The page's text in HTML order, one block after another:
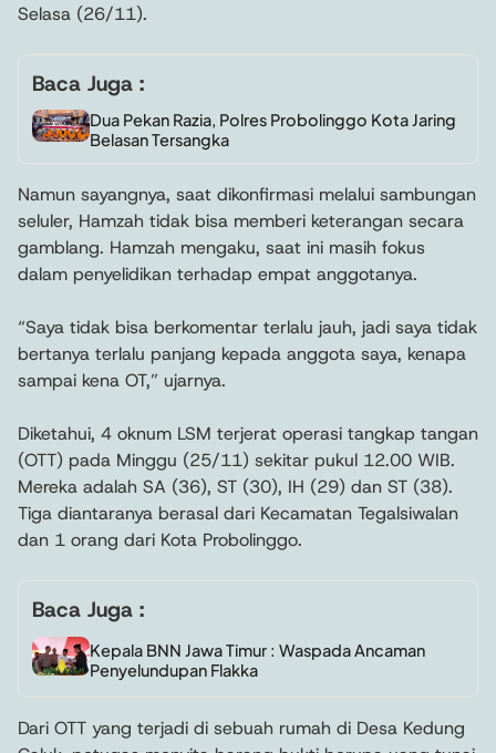
Selasa (26/11).
Baca Juga :
Dua Pekan Razia, Polres Probolinggo Kota Jaring
Belasan Tersangka
Namun sayangnya, saat dikonfirmasi melalui sambungan
seluler, Hamzah tidak bisa memberi keterangan secara
gamblang. Hamzah mengaku, saat ini masih fokus
dalam penyelidikan terhadap empat anggotanya.
“Saya tidak bisa berkomentar terlalu jauh, jadi saya tidak
bertanya terlalu panjang kepada anggota saya, kenapa
sampai kena OT,” ujarnya.
Diketahui, 4 oknum LSM terjerat operasi tangkap tangan
(OTT) pada Minggu (25/11) sekitar pukul 12.00 WIB.
Mereka adalah SA (36), ST (30), IH (29) dan ST (38).
Tiga diantaranya berasal dari Kecamatan Tegalsiwalan
dan 1 orang dari Kota Probolinggo.
Baca Juga :
Kepala BNN Jawa Timur : Waspada Ancaman
Penyelundupan Flakka
Dari OTT yang terjadi di sebuah rumah di Desa Kedung